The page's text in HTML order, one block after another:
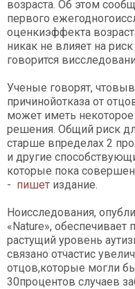
возраста. Об этом
первого
оценкиэффекта
никак не влияет на
говорится
Ученые говорят,
причинойотказа от
может иметь
решения. Общий риск
старше впределах 2
и другие
которые пока
- пишет издание.
Ноисследования,
«Nature», обеспечивает
растущий уровень
связано отчастис
отцов,которые могли
30процентов случаев